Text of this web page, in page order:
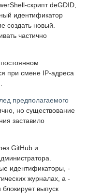
скрипт deGDID,
идентификатор
создать новый.
частично
при смене IP-адреса
предполагаемого
но существование
заставило
GitHub и
идентификаторы, -
журналах, а -
выпуск